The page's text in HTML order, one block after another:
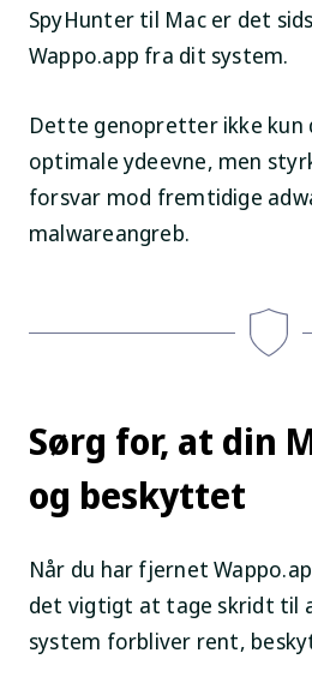
SpyHunter til Mac er det
Wappo.app fra dit system.
Dette genopretter ikke kun
optimale ydeevne, men
forsvar mod fremtidige
malwareangreb.
Sørg for, at din
og beskyttet
Når du har fjernet
det vigtigt at tage skridt til
system forbliver rent,